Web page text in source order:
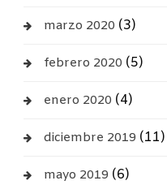
marzo 2020 (3)
febrero 2020 (5)
enero 2020 (4)
diciembre 2019 (11)
mayo 2019 (6)